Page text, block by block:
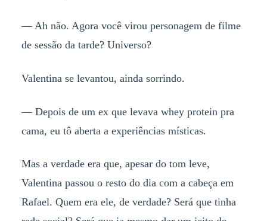
— Ah não. Agora você virou personagem de filme
de sessão da tarde? Universo?
Valentina se levantou, ainda sorrindo.
— Depois de um ex que levava whey protein pra
cama, eu tô aberta a experiências místicas.
Mas a verdade era que, apesar do tom leve,
Valentina passou o resto do dia com a cabeça em
Rafael. Quem era ele, de verdade? Será que tinha